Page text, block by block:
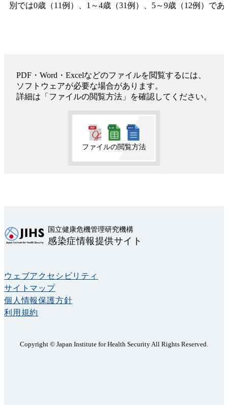
別では0歳（11例）、1～4歳（31例）、5～9歳（12例）であ
PDF・Word・Excelなどのファイルを閲覧するには、
ソフトウェアが必要な場合があります。
詳細は「ファイルの閲覧方法」を確認してください。
ファイルの閲覧方法
国立健康危機管理研究機構
感染症情報提供サイト
ウェブアクセシビリティ
サイトマップ
個人情報保護方針
利用規約
Copyright © Japan Institute for Health Security All Rights Reserved.